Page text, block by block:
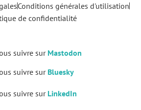
Conditions générales d'utilisation
de confidentialité
suivre sur Mastodon
suivre sur Bluesky
suivre sur LinkedIn